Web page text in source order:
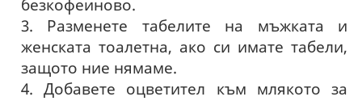
безкофеиново.
3. Разменете табелите на мъжката и
женската тоалетна, ако си имате табели,
защото ние нямаме.
4. Добавете оцветител към млякото за